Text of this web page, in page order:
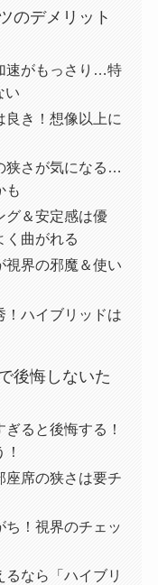
のデメリット
速がもっさり…特
い
良き！想像以上に
狭さが気になる…
も
グ＆安定感は優
く曲がれる
視界の邪魔＆使い
！ハイブリッドは
後悔しないた
ぎると後悔する！
座席の狭さは要チ
ち！視界のチェッ
るなら「ハイブリ